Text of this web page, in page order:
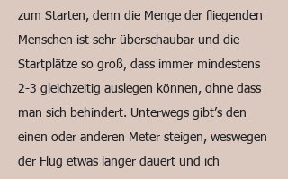
zum Starten, denn die Menge der fliegenden
Menschen ist sehr überschaubar und die
Startplätze so groß, dass immer mindestens
2-3 gleichzeitig auslegen können, ohne dass
man sich behindert. Unterwegs gibt’s den
einen oder anderen Meter steigen, weswegen
der Flug etwas länger dauert und ich